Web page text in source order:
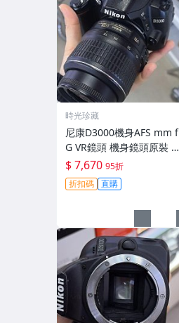
時光珍藏
尼康D3000機身AFS mm f
G VR鏡頭 機身鏡頭原裝 無
拆修無翻新 有輕微使用痕
跡 鏡頭-3430
$ 7,670 95折
折扣碼 直購